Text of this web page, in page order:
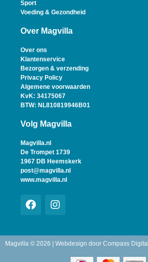
Sport
Voeding & Gezondheid
Over Magvilla
Over ons
Klantenservice
Bezorgen & verzending
Privacy Policy
Algemene voorwaarden
KvK: 34175067
BTW: NL810819946B01
Volg Magvilla
Magvilla.nl
De Trompet 1739
1967 DB Heemskerk
post@magvilla.nl
www.magvilla.nl
Magvilla © 2026 | Webdesign door Compass Digital